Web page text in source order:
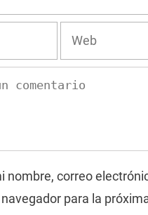
nombre, correo
para la